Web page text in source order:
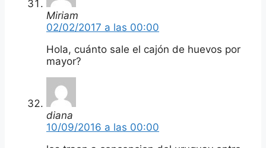
Miriam
02/02/2017 a las 00:00
Hola, cuánto sale el cajón de huevos por
mayor?
diana
10/09/2016 a las 00:00